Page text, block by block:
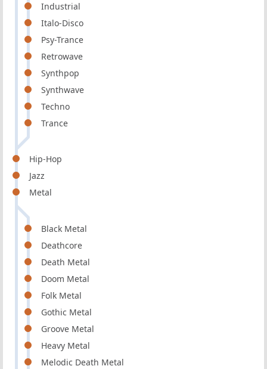
Industrial
Italo-Disco
Psy-Trance
Retrowave
Synthpop
Synthwave
Techno
Trance
Hip-Hop
Jazz
Metal
Black Metal
Deathcore
Death Metal
Doom Metal
Folk Metal
Gothic Metal
Groove Metal
Heavy Metal
Melodic Death Metal